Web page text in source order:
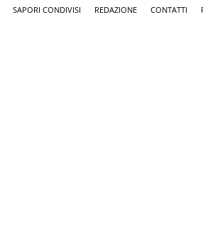
SAPORI CONDIVISI REDAZIONE CONTATTI